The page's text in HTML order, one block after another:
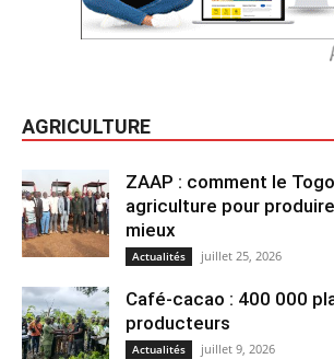
AGRICULTURE
ZAAP : comment le
agriculture pour
mieux
Actualités juillet 25, 2026
Café-cacao : 400 000
producteurs
Actualités juillet 9, 2026